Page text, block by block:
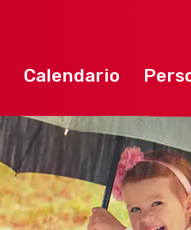
Calendario